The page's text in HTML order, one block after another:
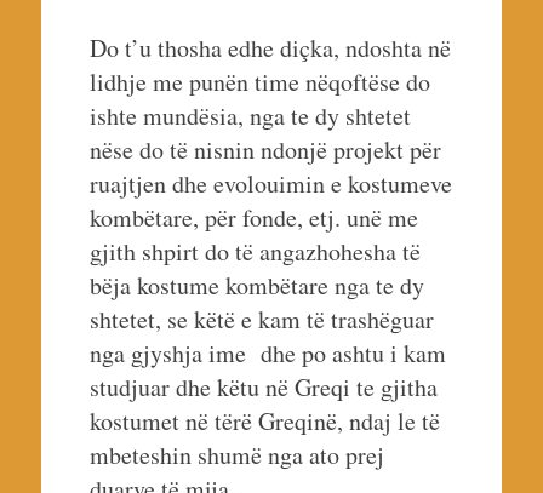
Do t’u thosha edhe diçka, ndoshta në
lidhje me punën time nëqoftëse do
ishte mundësia, nga te dy shtetet
nëse do të nisnin ndonjë projekt për
ruajtjen dhe evolouimin e kostumeve
kombëtare, për fonde, etj. unë me
gjith shpirt do të angazhohesha të
bëja kostume kombëtare nga te dy
shtetet, se këtë e kam të trashëguar
nga gjyshja ime dhe po ashtu i kam
studjuar dhe këtu në Greqi te gjitha
kostumet në tërë Greqinë, ndaj le të
mbeteshin shumë nga ato prej